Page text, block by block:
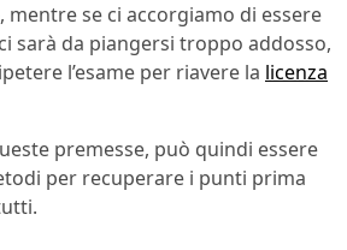
mentre se ci accorgiamo di essere
sarà da piangersi troppo addosso,
l’esame per riavere la licenza
premesse, può quindi essere
per recuperare i punti prima